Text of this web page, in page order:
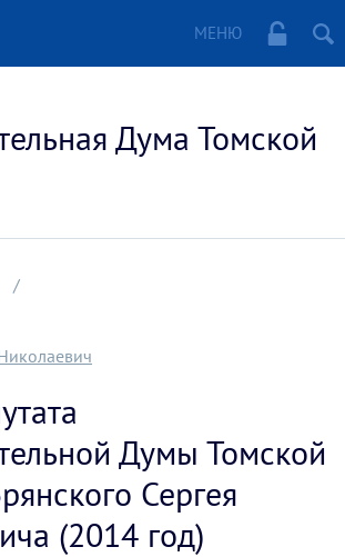
МЕНЮ
Дума Томской
Думы Томской
Сергея
(2014 год)